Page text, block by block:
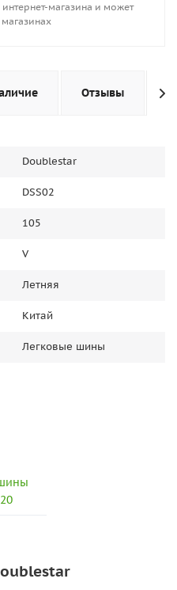
интернет-магазина и может
Отзывы
Doublestar
DSS02
105
V
Летняя
Китай
Легковые шины